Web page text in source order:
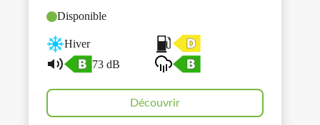
Disponible
Hiver
73 dB
Découvrir